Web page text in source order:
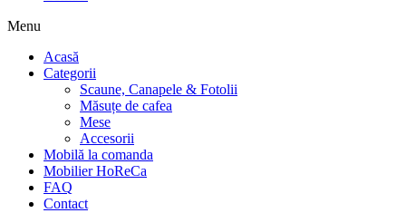
Menu
Acasă
Categorii
Scaune, Canapele & Fotolii
Măsuțe de cafea
Mese
Accesorii
Mobilă la comanda
Mobilier HoReCa
FAQ
Contact